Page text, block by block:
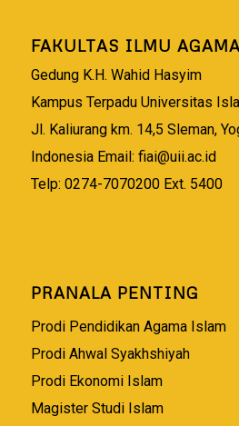
FAKULTAS ILMU
Gedung K.H. Wahid Hasyim
Kampus Terpadu Universitas
Jl. Kaliurang km. 14,5 Sleman,
Indonesia Email: fiai@uii.ac.id
Telp: 0274-7070200 Ext. 5400
PRANALA PENTING
Prodi Pendidikan Agama Islam
Prodi Ahwal Syakhshiyah
Prodi Ekonomi Islam
Magister Studi Islam